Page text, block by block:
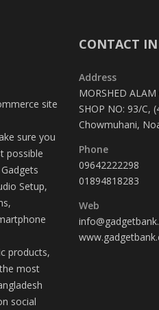
site
sure you
possible
Setup,
products,
most
social
CONTACT
Address
MORSHED ALAM
SHOP NO: 93/C,
Chowmuhani,
Phone
09642222298
01894818283
Web